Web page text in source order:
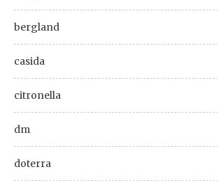
bergland
casida
citronella
dm
doterra